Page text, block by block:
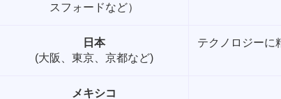
スフォードなど）
日本
(大阪、東京、京都など)
テクノロジーに
メキシコ